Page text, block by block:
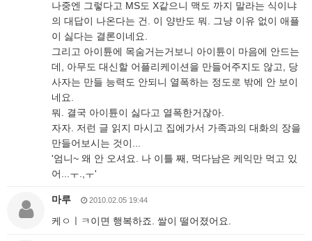
나중엔 그렇다고 MS도 X같으니 맥도 까지 말라는 식이냐
의 대답이 나온다는 건. 이 양반도 뭐. 그냥 이유 없이 애플
이 싫다는 결론이네요.
그리고 아이튠에 목숨거는거보니 아이튠이 마음에 안드는
데, 아무도 대신할 어플리케이션을 만들어주지도 않고, 당
사자는 만들 능력도 안되니 열폭하는 정도로 밖에 안 보이
네요.
뭐. 결국 아이튠이 싫다고 열폭한거잖아.
자자. 저런 글 읽지 마시고 집에가서 가족과의 대화의 장을
만들어보시는 것이...
'엄니~ 왜 안 오셔요. 나 이틀 째, 먹다남은 케익만 먹고 있
어...ㅜ.,ㅜ'
마루 2010.02.05 19:44
케ㅇㅣㅋ이면 행복하죠. 쌀이 떨어졌어요.